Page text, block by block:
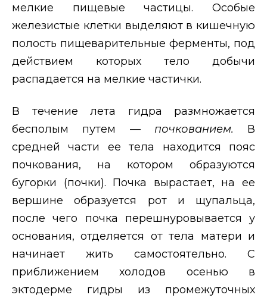
мелкие пищевые частицы. Особые
железистые клетки выделяют в кишечную
полость пищеварительные ферменты, под
действием которых тело добычи
распадается на мелкие частички.
В течение лета гидра размножается
бесполым путем — почкованием. В
средней части ее тела находится пояс
почкования, на котором образуются
бугорки (почки). Почка вырастает, на ее
вершине образуется рот и щупальца,
после чего почка перешнуровывается у
основания, отделяется от тела матери и
начинает жить самостоятельно. С
приближением холодов осенью в
эктодерме гидры из промежуточных